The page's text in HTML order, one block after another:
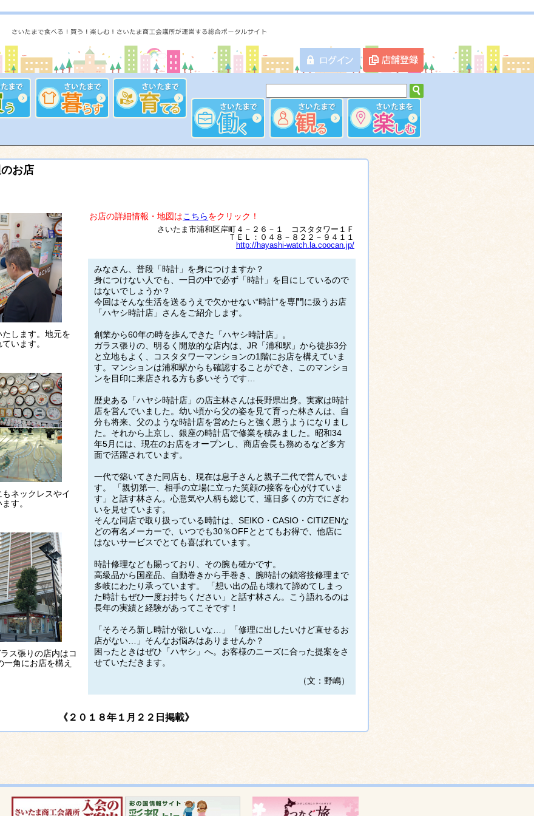
お店
します。地元を
います。
ネックレスやイ
す。
ス張りの店内はコ
一角にお店を構え
お店の詳細情報・地図はこちらをクリック！
さいたま市浦和区岸町４－２６－１ コスタタワー１Ｆ
ＴＥＬ：０４８－８２２－９４１１
http://hayashi-watch.la.coocan.jp/
みなさん、普段「時計」を身につけますか？
身につけない人でも、一日の中で必ず「時計」を目にしているので
はないでしょうか？
今回はそんな生活を送るうえで欠かせない“時計”を専門に扱うお店
「ハヤシ時計店」さんをご紹介します。
創業から60年の時を歩んできた「ハヤシ時計店」。
ガラス張りの、明るく開放的な店内は、JR「浦和駅」から徒歩3分
と立地もよく、コスタタワーマンションの1階にお店を構えていま
す。マンションは浦和駅からも確認することができ、このマンショ
ンを目印に来店される方も多いそうです…
歴史ある「ハヤシ時計店」の店主林さんは長野県出身。実家は時計
店を営んでいました。幼い頃から父の姿を見て育った林さんは、自
分も将来、父のような時計店を営めたらと強く思うようになりまし
た。それから上京し、銀座の時計店で修業を積みました。昭和34
年5月には、現在のお店をオープンし、商店会長も務めるなど多方
面で活躍されています。
一代で築いてきた同店も、現在は息子さんと親子二代で営んでいま
す。 「親切第一、相手の立場に立った笑顔の接客を心がけていま
す」と話す林さん。心意気や人柄も総じて、連日多くの方でにぎわ
いを見せています。
そんな同店で取り扱っている時計は、SEIKO・CASIO・CITIZENな
どの有名メーカーで、いつでも30％OFFととてもお得で、他店に
はないサービスでとても喜ばれています。
時計修理なども賜っており、その腕も確かです。
高級品から国産品、自動巻きから手巻き、腕時計の鎖溶接修理まで
多岐にわたり承っています。 「想い出の品も壊れて諦めてしまっ
た時計もぜひ一度お持ちください」と話す林さん。こう語れるのは
長年の実績と経験があってこそです！
「そろそろ新し時計が欲しいな…」「修理に出したいけど直せるお
店がない…」そんなお悩みはありませんか？
困ったときはぜひ「ハヤシ」へ。お客様のニーズに合った提案をさ
せていただきます。
（文：野嶋）
《２０１８年１月２２日掲載》